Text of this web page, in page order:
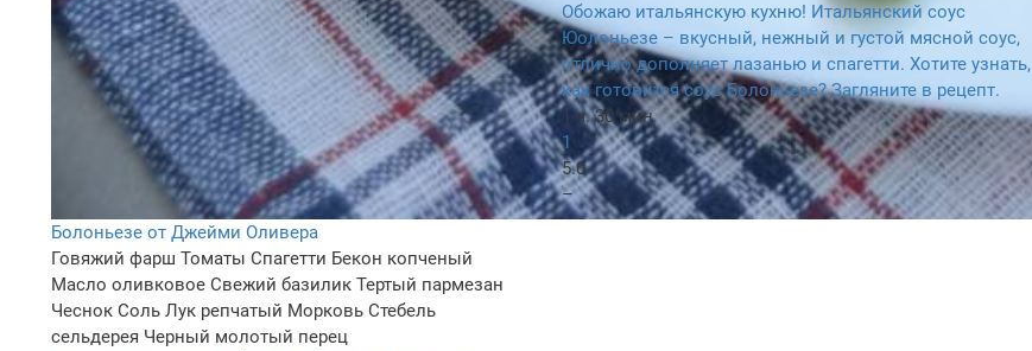
Болоньезе от Джейми Оливера
Говяжий фарш Томаты Спагетти Бекон копченый
Масло оливковое Свежий базилик Тертый пармезан
Чеснок Соль Лук репчатый Морковь Стебель
сельдерея Черный молотый перец
Обожаю итальянскую кухню! Итальянский соус
Юолоньезе – вкусный, нежный и густой мясной соус,
отлично дополняет лазанью и спагетти. Хотите узнать,
как готовится соус Болоньезе? Загляните в рецепт.
1 ч. 30 мин
1
5.0
–